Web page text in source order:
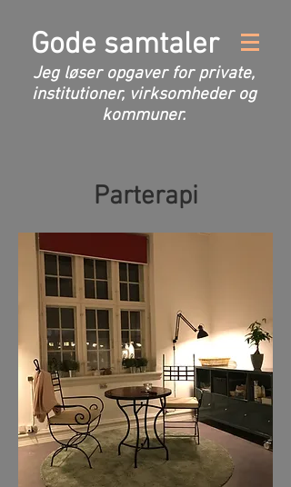
Gode samtaler
Jeg løser opgaver for private,
institutioner, virksomheder og
kommuner.
Parterapi